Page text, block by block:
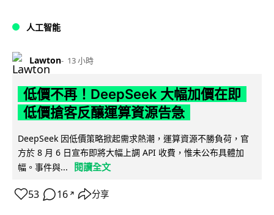
人工智能
Lawton 13 小時
低價不再！DeepSeek 大幅加價在即
低價搶客反釀運算資源告急
DeepSeek 因低價策略掀起需求熱潮，運算資源不勝負荷，官
方於 8 月 6 日宣布即將大幅上調 API 收費，惟未公布具體加
幅。事件與...
閱讀全文
53 16 ↗ 分享